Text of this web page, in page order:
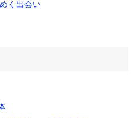
く出会い